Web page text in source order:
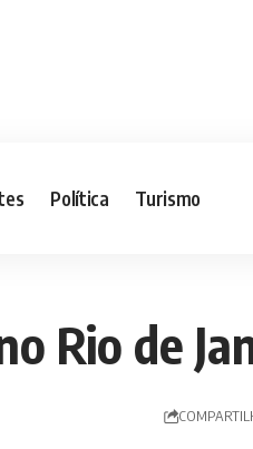
Política Turismo
Rio de